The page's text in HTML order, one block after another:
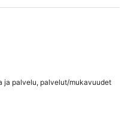
ja palvelu, palvelut/mukavuudet